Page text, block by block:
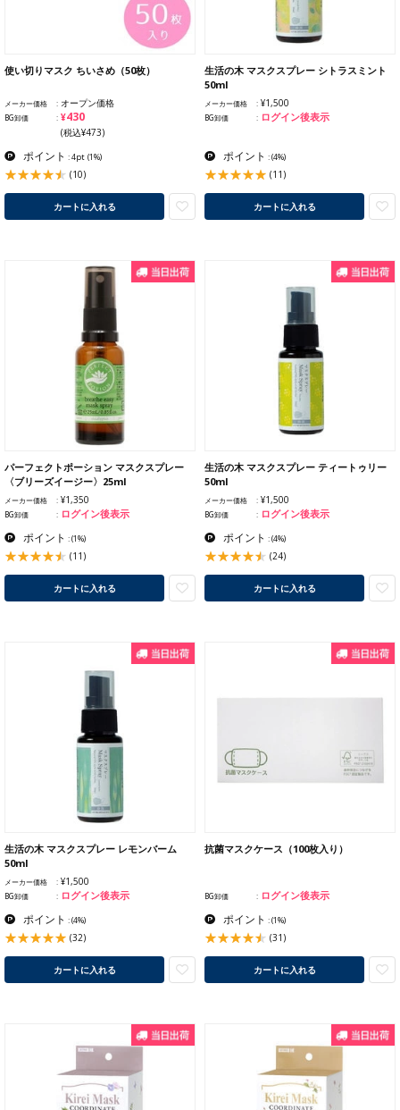
使い切りマスク ちいさめ（50枚）
メーカー価格 オープン価格
BG卸価 ¥430
(税込¥473)
ポイント : 4pt (1%)
(10)
カートに入れる
生活の木 マスクスプレー シトラスミント
50ml
メーカー価格 ¥1,500
BG卸価 ログイン後表示
ポイント :(4%)
(11)
カートに入れる
パーフェクトポーション マスクスプレー
〈ブリーズイージー〉25ml
メーカー価格 ¥1,350
BG卸価 ログイン後表示
ポイント :(1%)
(11)
カートに入れる
生活の木 マスクスプレー ティートゥリー
50ml
メーカー価格 ¥1,500
BG卸価 ログイン後表示
ポイント :(4%)
(24)
カートに入れる
生活の木 マスクスプレー レモンバーム
50ml
メーカー価格 ¥1,500
BG卸価 ログイン後表示
ポイント :(4%)
(32)
カートに入れる
抗菌マスクケース（100枚入り）
BG卸価 ログイン後表示
ポイント :(1%)
(31)
カートに入れる